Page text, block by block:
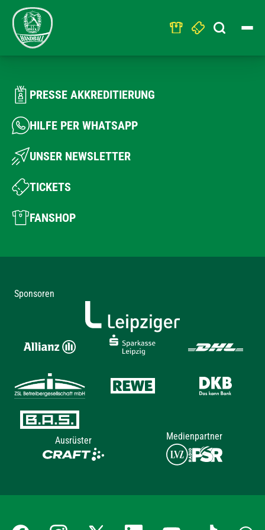
Search
for:
PRESSE AKKREDITIERUNG
HILFE PER WHATSAPP
UNSER NEWSLETTER
TICKETS
FANSHOP
Sponsoren
Ausrüster Medienpartner